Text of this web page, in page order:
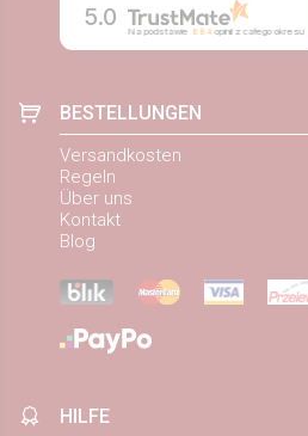
5.0
Na podstawie 884opinii z całego okresu
BESTELLUNGEN
Versandkosten
Regeln
Über uns
Kontakt
Blog
HILFE